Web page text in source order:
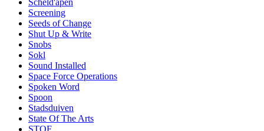
Screening
Seeds of Change
Shut Up & Write
Snobs
Sokl
Sound Installed
Space Force Operations
Spoken Word
Spoon
Stadsduiven
State Of The Arts
STOF